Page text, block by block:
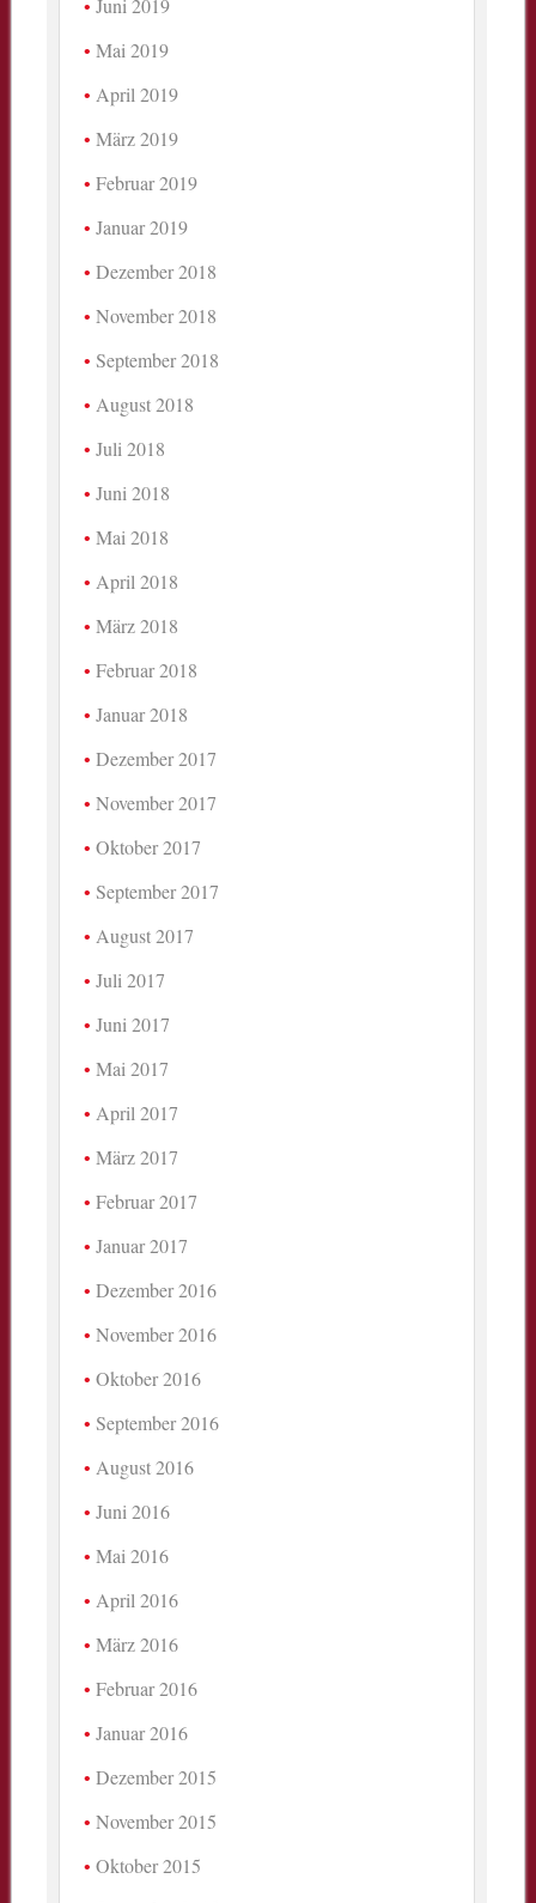
Juni 2019
Mai 2019
April 2019
März 2019
Februar 2019
Januar 2019
Dezember 2018
November 2018
September 2018
August 2018
Juli 2018
Juni 2018
Mai 2018
April 2018
März 2018
Februar 2018
Januar 2018
Dezember 2017
November 2017
Oktober 2017
September 2017
August 2017
Juli 2017
Juni 2017
Mai 2017
April 2017
März 2017
Februar 2017
Januar 2017
Dezember 2016
November 2016
Oktober 2016
September 2016
August 2016
Juni 2016
Mai 2016
April 2016
März 2016
Februar 2016
Januar 2016
Dezember 2015
November 2015
Oktober 2015